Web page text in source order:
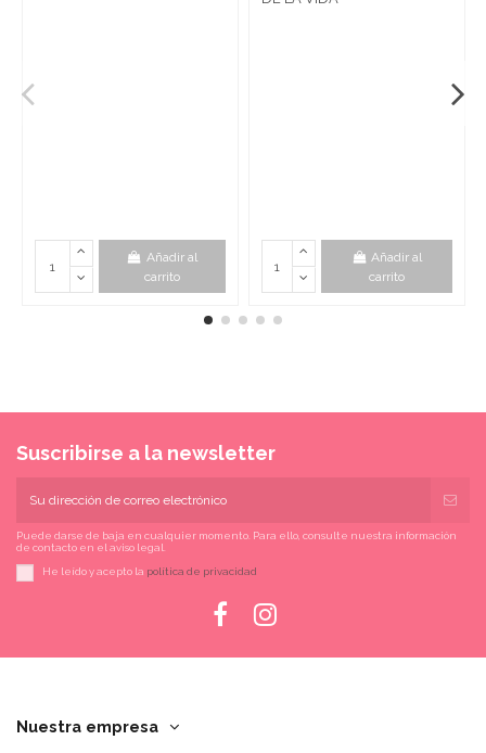
Añadir al
carrito
Añadir al
carrito
Suscribirse a la newsletter
Puede darse de baja en cualquier momento. Para ello, consulte nuestra información
de contacto en el aviso legal.
He leído y acepto la política de privacidad
Nuestra empresa